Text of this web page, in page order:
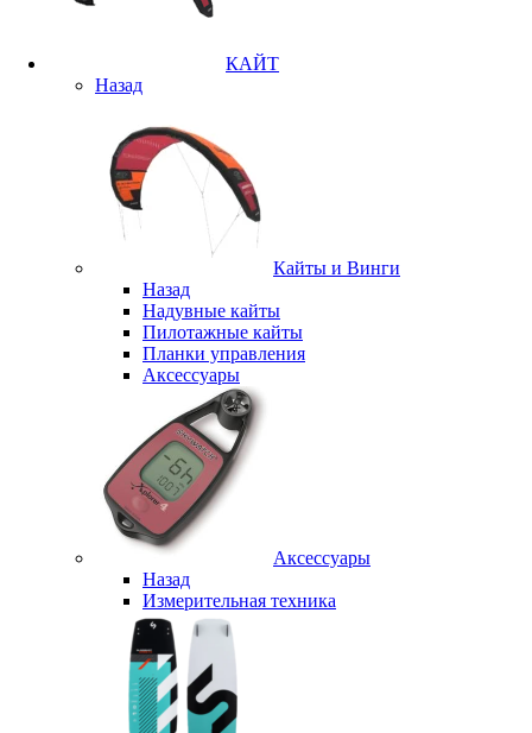
КАЙТ
Назад
Кайты и Винги
Назад
Надувные кайты
Пилотажные кайты
Планки управления
Аксессуары
Аксессуары
Назад
Измерительная техника